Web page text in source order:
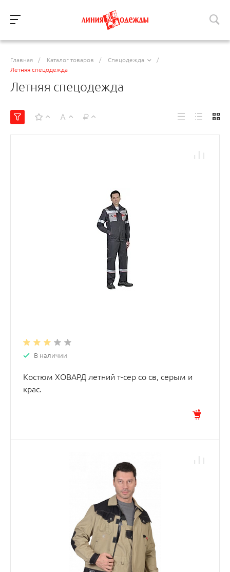
Главная / Каталог товаров / Спецодежда
/
Летняя спецодежда
Летняя спецодежда
В наличии
Костюм ХОВАРД летний т-сер со св, серым и
крас.